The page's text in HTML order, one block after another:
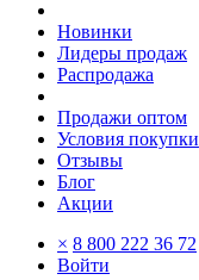
Новинки
Лидеры продаж
Распродажа
Продажи оптом
Условия покупки
Отзывы
Блог
Акции
× 8 800 222 36 72
Войти